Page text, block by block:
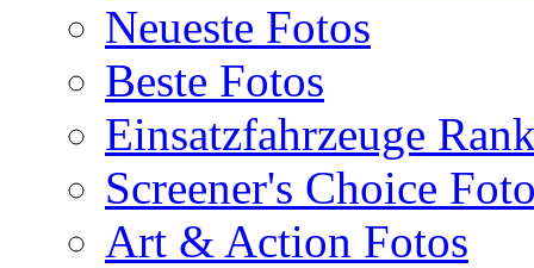
Neueste Fotos
Beste Fotos
Einsatzfahrzeuge
Screener's Choice
Art & Action Fotos